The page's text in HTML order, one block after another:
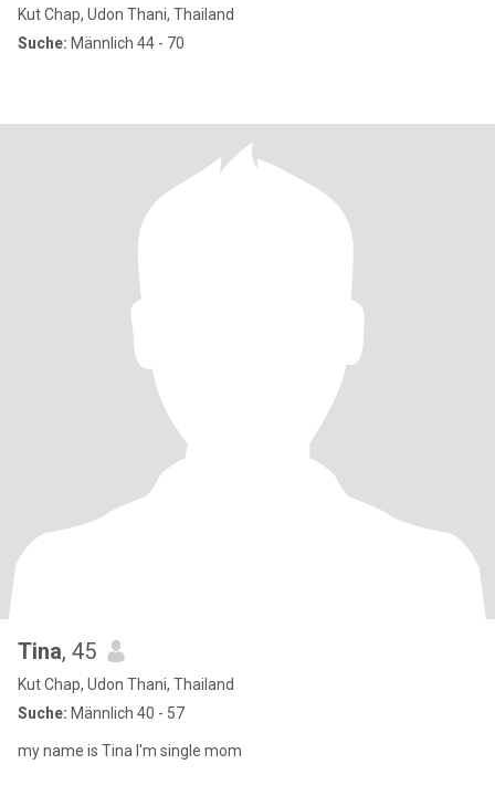
Kut Chap, Udon Thani, Thailand
Suche: Männlich 44 - 70
Tina, 45
Kut Chap, Udon Thani, Thailand
Suche: Männlich 40 - 57
my name is Tina I'm single mom